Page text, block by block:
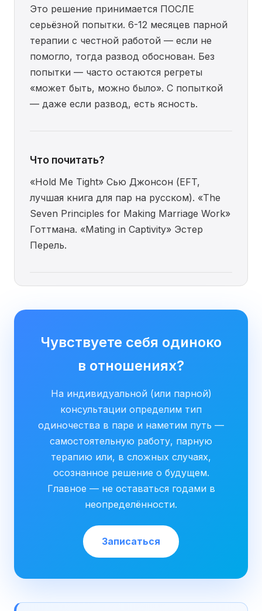
Это решение принимается ПОСЛЕ
серьёзной попытки. 6-12 месяцев парной
терапии с честной работой — если не
помогло, тогда развод обоснован. Без
попытки — часто остаются регреты
«может быть, можно было». С попыткой
— даже если развод, есть ясность.
Что почитать?
«Hold Me Tight» Сью Джонсон (EFT,
лучшая книга для пар на русском). «The
Seven Principles for Making Marriage Work»
Готтмана. «Mating in Captivity» Эстер
Перель.
Чувствуете себя одиноко
в отношениях?
На индивидуальной (или парной)
консультации определим тип
одиночества в паре и наметим путь —
самостоятельную работу, парную
терапию или, в сложных случаях,
осознанное решение о будущем.
Главное — не оставаться годами в
неопределённости.
Записаться